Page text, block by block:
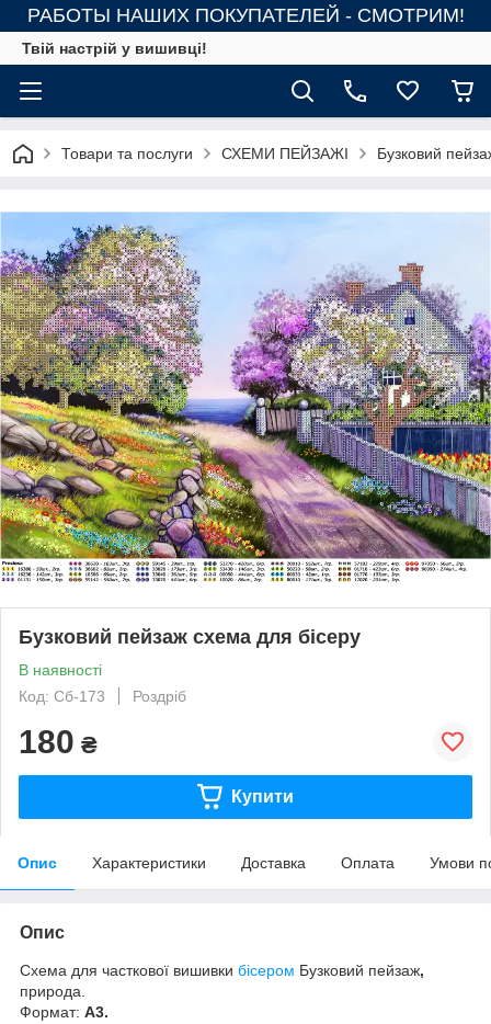
РАБОТЫ НАШИХ ПОКУПАТЕЛЕЙ - СМОТРИМ!
Твій настрій у вишивці!
Товари та послуги СХЕМИ ПЕЙЗАЖІ Бузковий
Бузковий пейзаж схема для бісеру
В наявності
Код: Сб-173
Роздріб
180 ₴
Купити
Опис Характеристики Доставка Оплата Умови
Опис
Схема для часткової вишивки бісером Бузковий пейзаж,
природа.
Формат: А3.